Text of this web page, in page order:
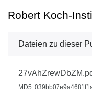
Robert Koch-
Dateien zu dieser
MD5: